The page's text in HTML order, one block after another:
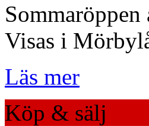
Visas i
Läs mer
Köp & sälj